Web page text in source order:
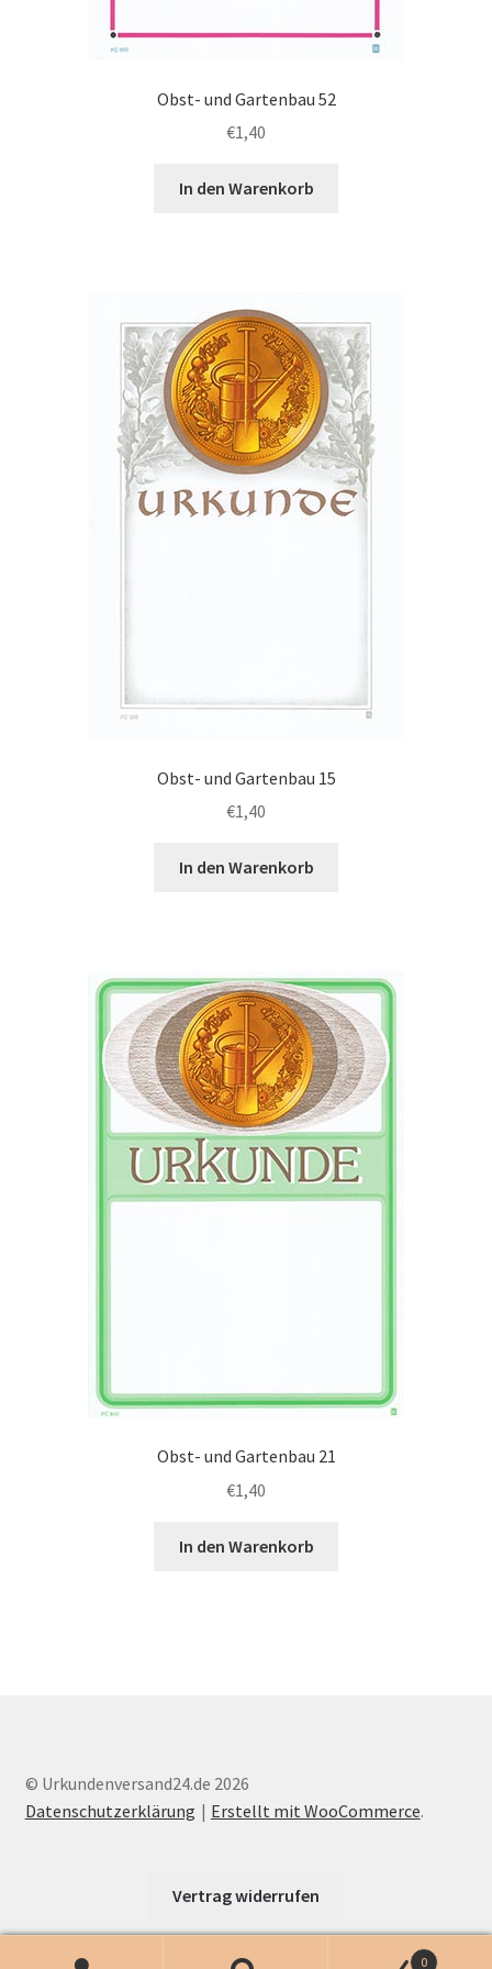
Obst- und Gartenbau 52
€1,40
In den Warenkorb
Obst- und Gartenbau 15
€1,40
In den Warenkorb
Obst- und Gartenbau 21
€1,40
In den Warenkorb
© Urkundenversand24.de 2026
Datenschutzerklärung
Erstellt mit WooCommerce.
Vertrag widerrufen
0